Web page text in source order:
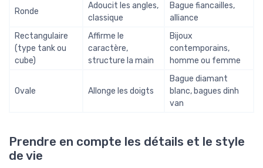
Ronde
Adoucit les angles,
classique
Bague fiancailles,
alliance
Rectangulaire
(type tank ou
cube)
Affirme le
caractère,
structure la main
Bijoux
contemporains,
homme ou femme
Ovale Allonge les doigts
Bague diamant
blanc, bagues dinh
van
Prendre en compte les détails et le style
de vie